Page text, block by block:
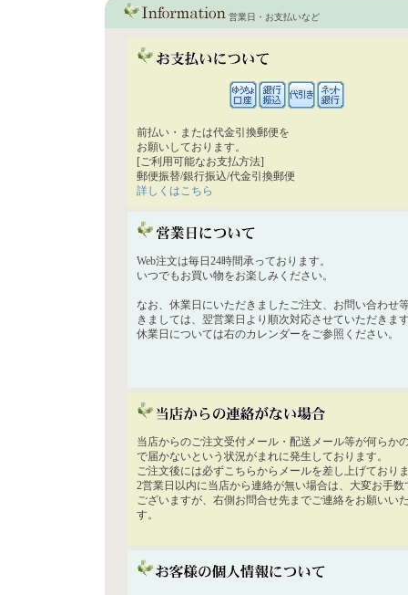
営業日・お支払いなど
前払い・または代金引換郵便を
お願いしております。
[ご利用可能なお支払方法]
郵便振替/銀行振込/代金引換郵便
詳しくはこちら
Web注文は毎日24時間承っております。
いつでもお買い物をお楽しみください。
なお、休業日にいただきましたご注文、お問い合わせ
きましては、翌営業日より順次対応させていただきま
休業日については右のカレンダーをご参照ください。
当店からのご注文受付メール・配送メール等が何らか
で届かないという状況がまれに発生しております。
ご注文後には必ずこちらからメールを差し上げており
2営業日以内に当店から連絡が無い場合は、大変お手数
ございますが、右側お問合せ先までご連絡をお願いい
す。